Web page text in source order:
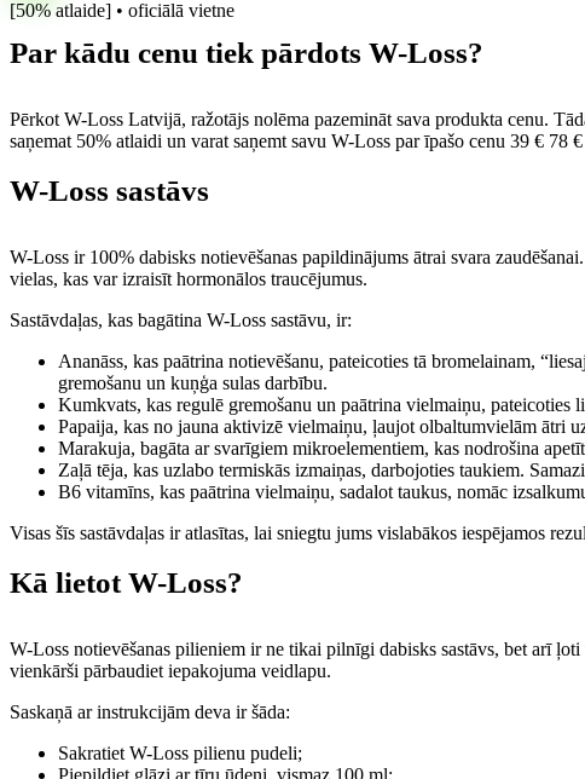
[50% atlaide] • oficiālā vietne
Par kādu cenu tiek pārdots W-Loss?
Pērkot W-Loss Latvijā, ražotājs nolēma pazemināt sava produkta cenu.
saņemat 50% atlaidi un varat saņemt savu W-Loss par īpašo cenu 39 € 78
W-Loss sastāvs
W-Loss ir 100% dabisks notievēšanas papildinājums ātrai svara
vielas, kas var izraisīt hormonālos traucējumus.
Sastāvdaļas, kas bagātina W-Loss sastāvu, ir:
Ananāss, kas paātrina notievēšanu, pateicoties tā bromelainam,
gremošanu un kuņģa sulas darbību.
Kumkvats, kas regulē gremošanu un paātrina vielmaiņu, pateicoties
Papaija, kas no jauna aktivizē vielmaiņu, ļaujot olbaltumvielām ātri
Marakuja, bagāta ar svarīgiem mikroelementiem, kas nodrošina
Zaļā tēja, kas uzlabo termiskās izmaiņas, darbojoties taukiem.
B6 vitamīns, kas paātrina vielmaiņu, sadalot taukus, nomāc
Visas šīs sastāvdaļas ir atlasītas, lai sniegtu jums vislabākos iespējamos
Kā lietot W-Loss?
W-Loss notievēšanas pilieniem ir ne tikai pilnīgi dabisks sastāvs, bet arī
vienkārši pārbaudiet iepakojuma veidlapu.
Saskaņā ar instrukcijām deva ir šāda:
Sakratiet W-Loss pilienu pudeli;
Piepildiet glāzi ar tīru ūdeni, vismaz 100 ml;